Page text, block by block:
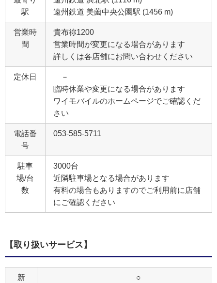
駅
遠州鉄道 美薗中央公園駅 (1456 m)
営業時
間
貴布祢1200
営業時間が変更になる場合があります
詳しくは各店舗にお問い合わせください
定休日
－
臨時休業や変更になる場合があります
ワイモバイルのホームページでご確認くだ
さい
電話番
号
053-585-5711
駐車
場/台
数
3000台
近隣駐車場となる場合があります
有料の場合もありますのでご利用前に店舗
にご確認ください
【取り扱いサービス】
新
○